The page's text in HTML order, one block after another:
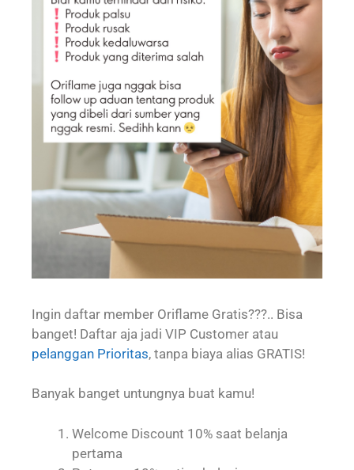
Ingin daftar member Oriflame Gratis???.. Bisa
banget! Daftar aja jadi VIP Customer atau
pelanggan Prioritas, tanpa biaya alias GRATIS!
Banyak banget untungnya buat kamu!
Welcome Discount 10% saat belanja
pertama